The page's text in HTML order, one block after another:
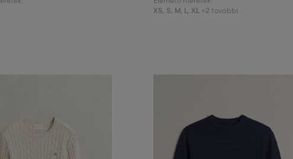
XS, S, M, L, XL +2 további